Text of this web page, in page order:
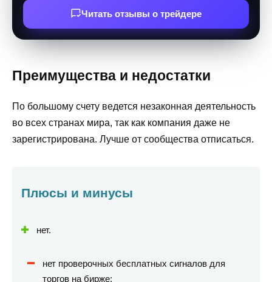
Читать отзывы о трейдере
Преимущества и недостатки
По большому счету ведется незаконная деятельность
во всех странах мира, так как компания даже не
зарегистрирована. Лучше от сообщества отписаться.
Плюсы и минусы
нет.
нет проверочных бесплатных сигналов для
торгов на бирже;